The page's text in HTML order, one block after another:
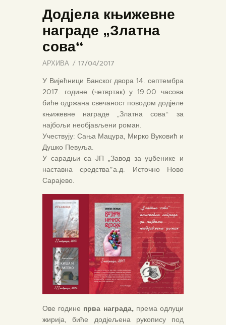
Додјела књижевне
награде „Златна
сова“
АРХИВА 17/04/2017
У Вијећници Банског двора 14. септембра
2017. године (четвртак) у 19.00 часова
биће одржана свечаност поводом додјеле
књижевне награде „Златна сова“ за
најбољи необјављени роман.
Учествују: Сања Мацура, Мирко Вуковић и
Душко Певуља.
У сарадњи са ЈП „Завод за уџбенике и
наставна средства”а.д. Источно Ново
Сарајево.
Ове године прва награда,према одлуци
жирија, биће додјељена рукопису под